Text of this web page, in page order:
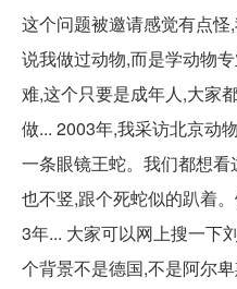
这个问题被邀请感觉有点
说我做过动物,而是学动物
难,这个只要是成年人,大家
做... 2003年,我采访北京动
一条眼镜王蛇。我们都想
也不竖,跟个死蛇似的趴着
3年... 大家可以网上搜一下
个背景不是德国,不是阿尔